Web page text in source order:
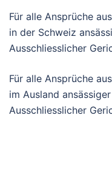
Für alle Ansprüche
in der Schweiz
Ausschliesslicher
Für alle Ansprüche
im Ausland
Ausschliesslicher